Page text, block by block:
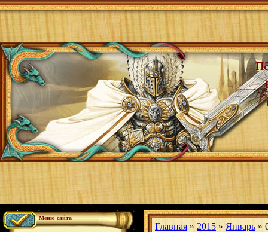
Меню сайта
Главная » 2015 » Январь »